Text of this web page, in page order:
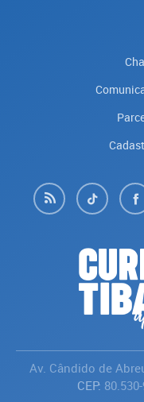
Av. Cândido de
CEP: